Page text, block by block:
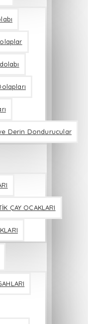
Derin Dondurucular
ÇAY OCAKLARI